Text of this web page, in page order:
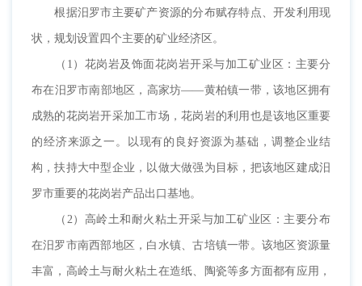
根据汨罗市主要矿产资源的分布赋存特点、开发利用现
状，规划设置四个主要的矿业经济区。
（1）花岗岩及饰面花岗岩开采与加工矿业区：主要分
布在汨罗市南部地区，高家坊——黄柏镇一带，该地区拥有
成熟的花岗岩开采加工市场，花岗岩的利用也是该地区重要
的经济来源之一。以现有的良好资源为基础，调整企业结
构，扶持大中型企业，以做大做强为目标，把该地区建成汨
罗市重要的花岗岩产品出口基地。
（2）高岭土和耐火粘土开采与加工矿业区：主要分布
在汨罗市南西部地区，白水镇、古培镇一带。该地区资源量
丰富，高岭土与耐火粘土在造纸、陶瓷等多方面都有应用，